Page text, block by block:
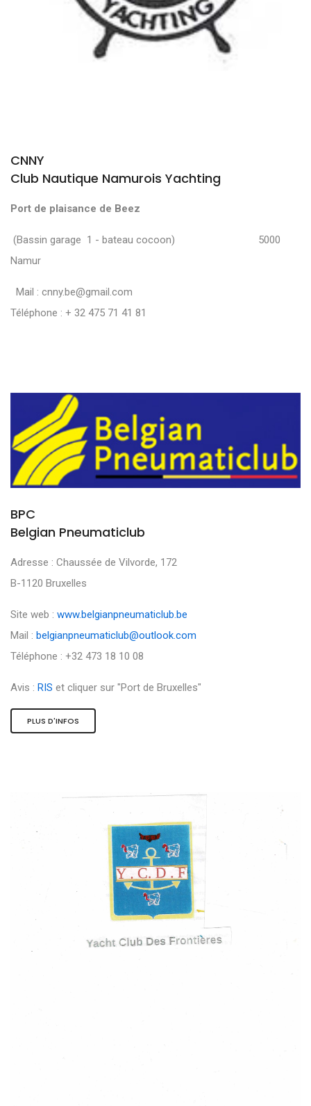
CNNY
Club Nautique Namurois Yachting
Port de plaisance de Beez
(Bassin garage 1 - bateau cocoon) 5000
Namur
Mail : cnny.be@gmail.com
Téléphone : + 32 475 71 41 81
BPC
Belgian Pneumaticlub
Adresse : Chaussée de Vilvorde, 172
B-1120 Bruxelles
Site web : www.belgianpneumaticlub.be
Mail : belgianpneumaticlub@outlook.com
Téléphone : +32 473 18 10 08
Avis : RIS et cliquer sur "Port de Bruxelles"
PLUS D'INFOS